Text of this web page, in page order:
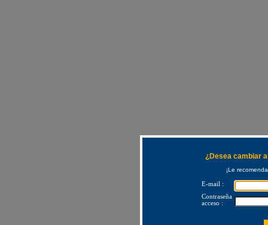
¿Desea cambiar
¡Le
E-mail :
Contraseña
acceso :